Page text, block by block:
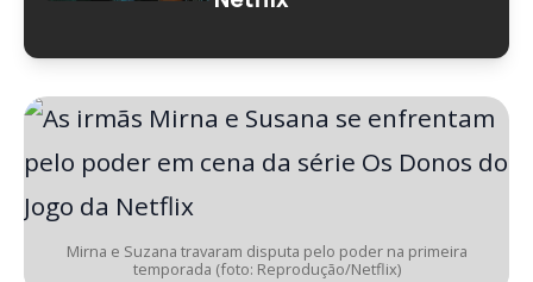
Mirna e Suzana travaram disputa pelo poder na primeira
temporada (foto: Reprodução/Netflix)